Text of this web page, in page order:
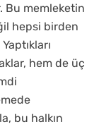
Bu memleketin
hepsi birden
hem de üç
bu halkın